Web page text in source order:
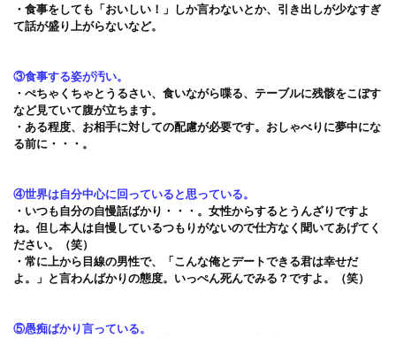
・食事をしても「おいしい！」しか言わないとか、引き出しが少なすぎ
て話が盛り上がらないなど。
③食事する姿が汚い。
・ぺちゃくちゃとうるさい、食いながら喋る、テーブルに残骸をこぼす
など見ていて腹が立ちます。
・ある程度、お相手に対しての配慮が必要です。おしゃべりに夢中にな
る前に・・・。
④世界は自分中心に回っていると思っている。
・いつも自分の自慢話ばかり・・・。女性からするとうんざりですよ
ね。但し本人は自慢しているつもりがないので仕方なく聞いてあげてく
ださい。（笑）
・常に上から目線の男性で、「こんな俺とデートできる君は幸せだ
よ。」と言わんばかりの態度。いっぺん死んでみる？ですよ。（笑）
⑤愚痴ばかり言っている。